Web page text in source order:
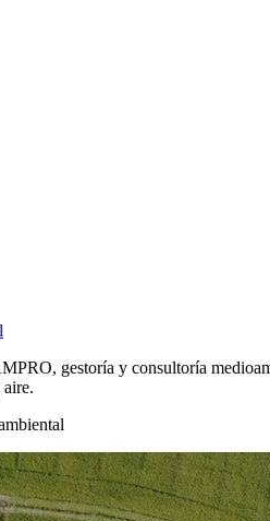
gestoría y consultoría